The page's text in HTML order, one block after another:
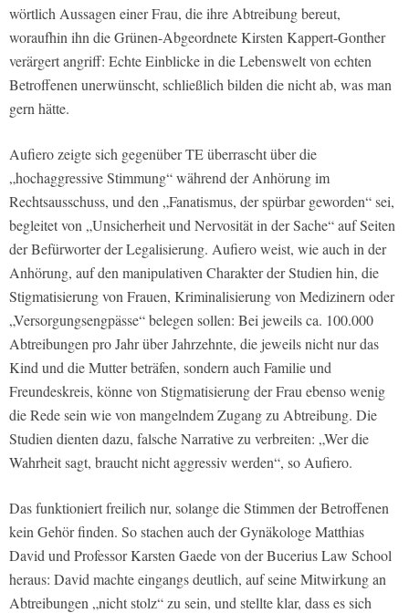
wörtlich Aussagen einer Frau, die ihre Abtreibung bereut,
woraufhin ihn die Grünen-Abgeordnete Kirsten Kappert-Gonther
verärgert angriff: Echte Einblicke in die Lebenswelt von echten
Betroffenen unerwünscht, schließlich bilden die nicht ab, was man
gern hätte.
Aufiero zeigte sich gegenüber TE überrascht über die
„hochaggressive Stimmung“ während der Anhörung im
Rechtsausschuss, und den „Fanatismus, der spürbar geworden“ sei,
begleitet von „Unsicherheit und Nervosität in der Sache“ auf Seiten
der Befürworter der Legalisierung. Aufiero weist, wie auch in der
Anhörung, auf den manipulativen Charakter der Studien hin, die
Stigmatisierung von Frauen, Kriminalisierung von Medizinern oder
„Versorgungsengpässe“ belegen sollen: Bei jeweils ca. 100.000
Abtreibungen pro Jahr über Jahrzehnte, die jeweils nicht nur das
Kind und die Mutter beträfen, sondern auch Familie und
Freundeskreis, könne von Stigmatisierung der Frau ebenso wenig
die Rede sein wie von mangelndem Zugang zu Abtreibung. Die
Studien dienten dazu, falsche Narrative zu verbreiten: „Wer die
Wahrheit sagt, braucht nicht aggressiv werden“, so Aufiero.
Das funktioniert freilich nur, solange die Stimmen der Betroffenen
kein Gehör finden. So stachen auch der Gynäkologe Matthias
David und Professor Karsten Gaede von der Bucerius Law School
heraus: David machte eingangs deutlich, auf seine Mitwirkung an
Abtreibungen „nicht stolz“ zu sein, und stellte klar, dass es sich